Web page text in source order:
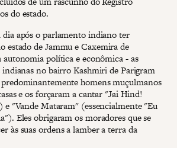
do estado.
dia após o parlamento indiano ter
estado de Jammu e Caxemira de
política e econômica - as
indianas no bairro Kashmiri de Parigram
homens muçulmanos
e os forçaram a cantar "Jai Hind!
"Vande Mataram" (essencialmente "Eu
Eles obrigaram os moradores que se
às suas ordens a lamber a terra da